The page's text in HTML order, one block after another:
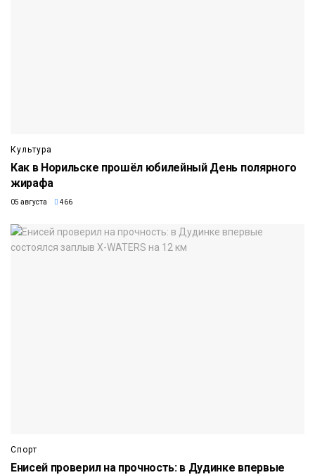
Культура
Как в Норильске прошёл юбилейный День полярного
жирафа
05 августа 466
Спорт
Енисей проверил на прочность: в Дудинке впервые